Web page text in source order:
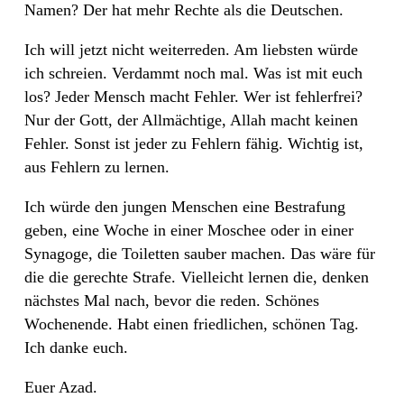
Namen? Der hat mehr Rechte als die Deutschen.
Ich will jetzt nicht weiterreden. Am liebsten würde
ich schreien. Verdammt noch mal. Was ist mit euch
los? Jeder Mensch macht Fehler. Wer ist fehlerfrei?
Nur der Gott, der Allmächtige, Allah macht keinen
Fehler. Sonst ist jeder zu Fehlern fähig. Wichtig ist,
aus Fehlern zu lernen.
Ich würde den jungen Menschen eine Bestrafung
geben, eine Woche in einer Moschee oder in einer
Synagoge, die Toiletten sauber machen. Das wäre für
die die gerechte Strafe. Vielleicht lernen die, denken
nächstes Mal nach, bevor die reden. Schönes
Wochenende. Habt einen friedlichen, schönen Tag.
Ich danke euch.
Euer Azad.